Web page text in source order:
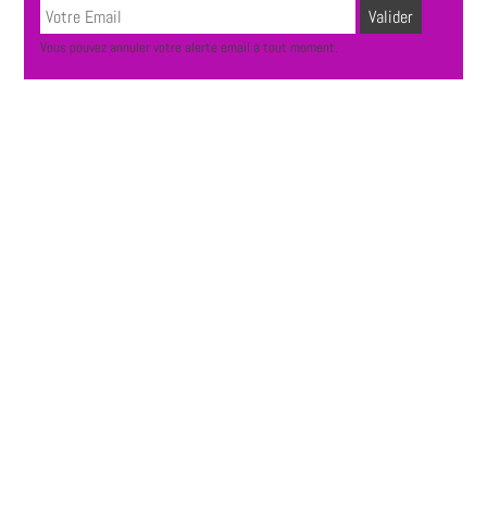
Vous pouvez annuler votre alerte email à tout moment.